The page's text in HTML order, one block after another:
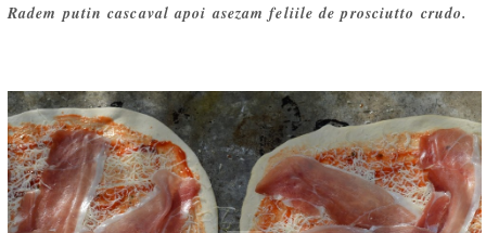
Radem putin cascaval apoi asezam feliile de prosciutto crudo.